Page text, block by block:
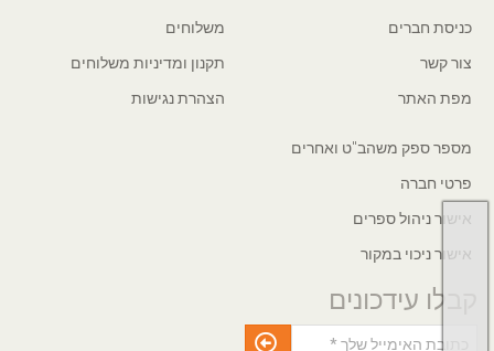
כניסת חברים
צור קשר
מפת האתר
משלוחים
תקנון ומדיניות משלוחים
הצהרת נגישות
מספר ספק משהב"ט ואחרים
פרטי חברה
אישור ניהול ספרים
אישור ניכוי במקור
קבלו עידכונים